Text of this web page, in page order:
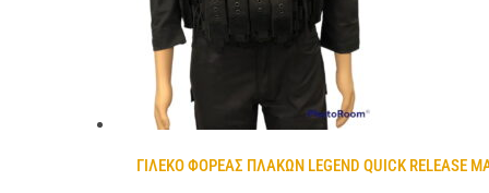
ΓΙΛΕΚΟ ΦΟΡΕΑΣ ΠΛΑΚΩΝ LEGEND QUICK RELEASE